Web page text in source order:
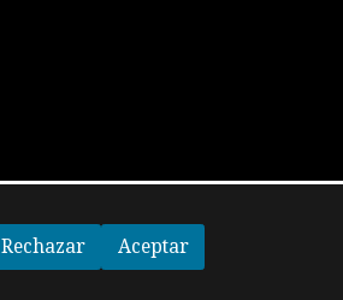
Rechazar Aceptar